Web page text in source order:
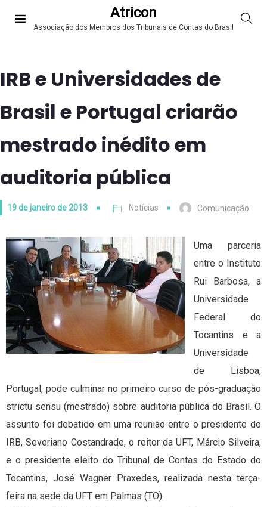
Atricon
Associação dos Membros dos Tribunais de Contas do Brasil
IRB e Universidades de
Brasil e Portugal criarão
mestrado inédito em
auditoria pública
19 de janeiro de 2013 Notícias Comunicação
Uma parceria
entre o Instituto
Rui Barbosa, a
Universidade
Federal do
Tocantins e a
Universidade
de Lisboa,
Portugal, pode culminar no primeiro curso de pós-graduação
strictu sensu (mestrado) sobre auditoria pública do Brasil. O
assunto foi debatido em uma reunião entre o presidente do
IRB, Severiano Costandrade, o reitor da UFT, Márcio Silveira,
e o presidente eleito do Tribunal de Contas do Estado do
Tocantins, José Wagner Praxedes, realizada nesta terça-
feira na sede da UFT em Palmas (TO).